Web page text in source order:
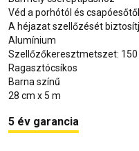
Véd a porhótól és csapóesőtől
A héjazat szellőzését
Alumínium
Szellőzőkeresztmetszet:
Ragasztócsíkos
Barna színű
28 cm x 5 m
5 év garancia